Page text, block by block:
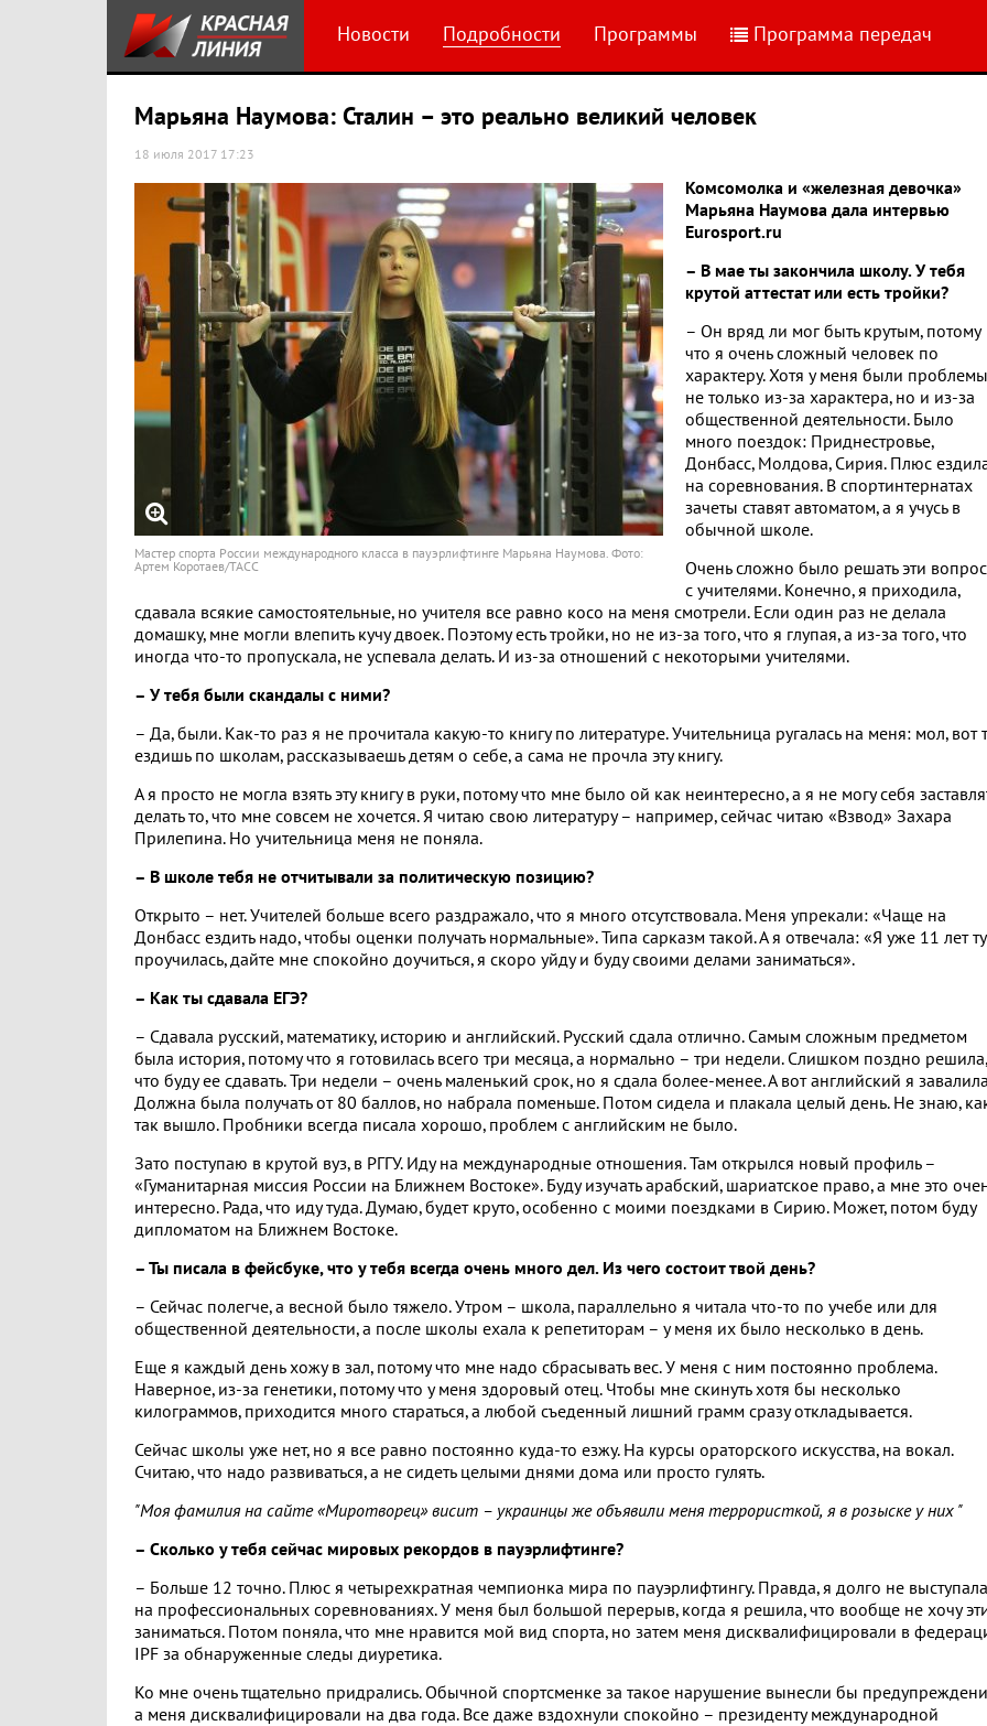
Новости Подробности Программы Программа передач
Марьяна Наумова: Сталин – это реально великий человек
18 июля 2017 17:23
Мастер спорта России международного класса в пауэрлифтинге Марьяна Наумова. Фото:
Артем Коротаев/ТАСС
Комсомолка и «железная девочка»
Марьяна Наумова дала интервью
Eurosport.ru
– В мае ты закончила школу. У тебя
крутой аттестат или есть тройки?
– Он вряд ли мог быть крутым, потому
что я очень сложный человек по
характеру. Хотя у меня были проблемы
не только из-за характера, но и из-за
общественной деятельности. Было
много поездок: Приднестровье,
Донбасс, Молдова, Сирия. Плюс
на соревнования. В спортинтернатах
зачеты ставят автоматом, а я учусь в
обычной школе.
Очень сложно было решать эти
с учителями. Конечно, я приходила,
сдавала всякие самостоятельные, но учителя все равно косо на меня смотрели. Если один раз не делала
домашку, мне могли влепить кучу двоек. Поэтому есть тройки, но не из-за того, что я глупая, а из-за того, что
иногда что-то пропускала, не успевала делать. И из-за отношений с некоторыми учителями.
– У тебя были скандалы с ними?
– Да, были. Как-то раз я не прочитала какую-то книгу по литературе. Учительница ругалась на меня: мол, вот
ездишь по школам, рассказываешь детям о себе, а сама не прочла эту книгу.
А я просто не могла взять эту книгу в руки, потому что мне было ой как неинтересно, а я не могу себя
делать то, что мне совсем не хочется. Я читаю свою литературу – например, сейчас читаю «Взвод» Захара
Прилепина. Но учительница меня не поняла.
– В школе тебя не отчитывали за политическую позицию?
Открыто – нет. Учителей больше всего раздражало, что я много отсутствовала. Меня упрекали: «Чаще на
Донбасс ездить надо, чтобы оценки получать нормальные». Типа сарказм такой. А я отвечала: «Я уже 11 лет
проучилась, дайте мне спокойно доучиться, я скоро уйду и буду своими делами заниматься».
– Как ты сдавала ЕГЭ?
– Сдавала русский, математику, историю и английский. Русский сдала отлично. Самым сложным предметом
была история, потому что я готовилась всего три месяца, а нормально – три недели. Слишком поздно решила,
что буду ее сдавать. Три недели – очень маленький срок, но я сдала более-менее. А вот английский я
Должна была получать от 80 баллов, но набрала поменьше. Потом сидела и плакала целый день. Не знаю,
так вышло. Пробники всегда писала хорошо, проблем с английским не было.
Зато поступаю в крутой вуз, в РГГУ. Иду на международные отношения. Там открылся новый профиль –
«Гуманитарная миссия России на Ближнем Востоке». Буду изучать арабский, шариатское право, а мне это
интересно. Рада, что иду туда. Думаю, будет круто, особенно с моими поездками в Сирию. Может, потом буду
дипломатом на Ближнем Востоке.
– Ты писала в фейсбуке, что у тебя всегда очень много дел. Из чего состоит твой день?
– Сейчас полегче, а весной было тяжело. Утром – школа, параллельно я читала что-то по учебе или для
общественной деятельности, а после школы ехала к репетиторам – у меня их было несколько в день.
Еще я каждый день хожу в зал, потому что мне надо сбрасывать вес. У меня с ним постоянно проблема.
Наверное, из-за генетики, потому что у меня здоровый отец. Чтобы мне скинуть хотя бы несколько
килограммов, приходится много стараться, а любой съеденный лишний грамм сразу откладывается.
Сейчас школы уже нет, но я все равно постоянно куда-то езжу. На курсы ораторского искусства, на вокал.
Считаю, что надо развиваться, а не сидеть целыми днями дома или просто гулять.
"Моя фамилия на сайте «Миротворец» висит – украинцы же объявили меня террористкой, я в розыске у них "
– Сколько у тебя сейчас мировых рекордов в пауэрлифтинге?
– Больше 12 точно. Плюс я четырехкратная чемпионка мира по пауэрлифтингу. Правда, я долго не выступала
на профессиональных соревнованиях. У меня был большой перерыв, когда я решила, что вообще не хочу
заниматься. Потом поняла, что мне нравится мой вид спорта, но затем меня дисквалифицировали в
IPF за обнаруженные следы диуретика.
Ко мне очень тщательно придрались. Обычной спортсменке за такое нарушение вынесли бы
а меня дисквалифицировали на два года. Все даже вздохнули спокойно – президенту международной